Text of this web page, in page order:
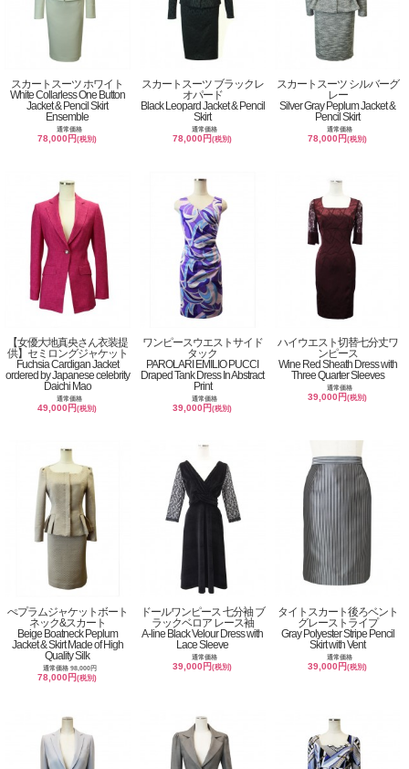
スカートスーツ ホワイト
White Collarless One Button
Jacket & Pencil Skirt
Ensemble
通常価格
78,000円(税別)
スカートスーツ ブラックレ
オパード
Black Leopard Jacket & Pencil
Skirt
通常価格
78,000円(税別)
スカートスーツ シルバーグ
レー
Silver Gray Peplum Jacket &
Pencil Skirt
通常価格
78,000円(税別)
【女優大地真央さん衣装提
供】セミロングジャケット
Fuchsia Cardigan Jacket
ordered by Japanese celebrity
Daichi Mao
通常価格
49,000円(税別)
ワンピースウエストサイド
タック
PAROLARI EMILIO PUCCI
Draped Tank Dress In Abstract
Print
通常価格
39,000円(税別)
ハイウエスト切替七分丈ワ
ンピース
Wine Red Sheath Dress with
Three Quarter Sleeves
通常価格
39,000円(税別)
ぺプラムジャケットボート
ネック&スカート
Beige Boatneck Peplum
Jacket & Skirt Made of High
Quality Silk
通常価格 98,000円
78,000円(税別)
ドールワンピース 七分袖 ブ
ラックベロア レース袖
A-line Black Velour Dress with
Lace Sleeve
通常価格
39,000円(税別)
タイトスカート後ろベント
グレーストライプ
Gray Polyester Stripe Pencil
Skirt with Vent
通常価格
39,000円(税別)